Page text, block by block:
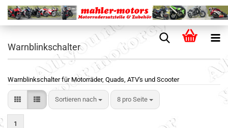
Warnblinkschalter
Warnblinkschalter für Motorräder, Quads, ATV's und Scooter
Sortieren nach 8 pro Seite
1